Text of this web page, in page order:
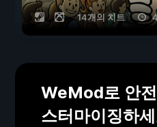
14개의 치트
WeMod로 안
스터마이징하